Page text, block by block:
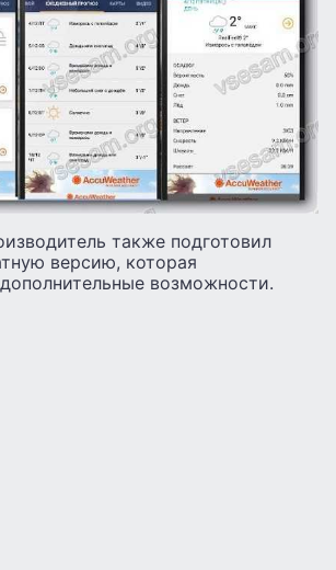
также подготовил
версию, которая
возможности.